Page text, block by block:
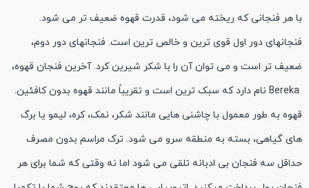
با هر فنجانی که ریخته می شود، قدرت قهوه ضعیف تر می شود.
فنجانهای دور اول قوی ترین و خالص ترین است. فنجانهای دور دوم،
ضعیف تر است و می توان آن را با شکر شیرین کرد. آخرین فنجان قهوه،
Bereka نام دارد که سبک ترین است و تقریباً مانند قهوه بدون کافئین.
قهوه به طور معمول با چاشنی هایی مانند شکر، نمک، کره، لیمو یا برگ
های گیاهی، بسته به منطقه سرو می شود. ترک مراسم بدون مصرف
حداقل سه فنجان بی ادبانه تلقی می شود اما نه وقتی که شما برای هر